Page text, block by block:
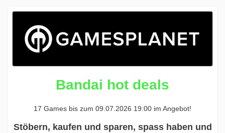
Bandai hot deals
17 Games bis zum 09.07.2026 19:00 im Angebot!
Stöbern, kaufen und sparen, spass haben und